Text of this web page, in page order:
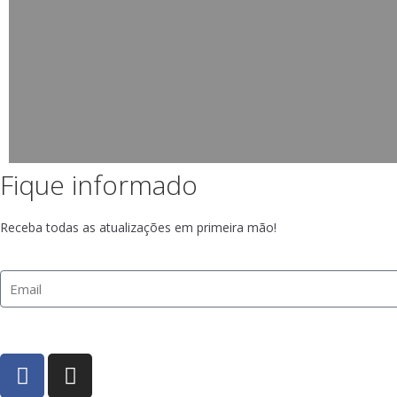
Fique informado
Receba todas as atualizações em primeira mão!